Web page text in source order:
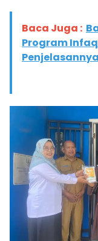
Baca Juga :
Program
Penjelasannya